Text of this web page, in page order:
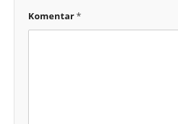
Komentar*